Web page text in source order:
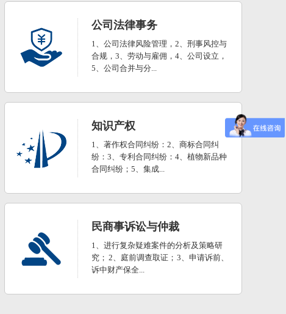
公司法律事务
1、公司法律风险管理，2、刑事风控与
合规，3、劳动与雇佣，4、公司设立，
5、公司合并与分...
知识产权
1、著作权合同纠纷：2、商标合同纠
纷：3、专利合同纠纷：4、植物新品种
合同纠纷；5、集成...
民商事诉讼与仲裁
1、进行复杂疑难案件的分析及策略研
究； 2、庭前调查取证； 3、申请诉前、
诉中财产保全...